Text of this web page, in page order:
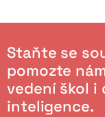
Staňte se
pomozte
vedení škol i
inteligence.